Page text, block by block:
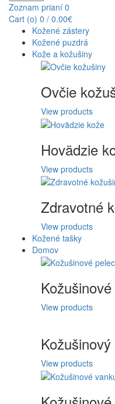
Zoznam prianí 0
Cart (o) 0 / 0.00€
Kožené zástery
Kožené puzdrá
Kože a kožušiny
Ovčie
View products
Hovädzie
View products
Zdravotné
View products
Kožené tašky
Domov
View products
View products